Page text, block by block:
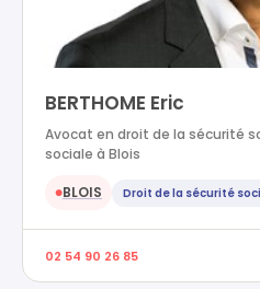
BERTHOME Eric
Avocat en droit de la sécurité
sociale à Blois
●BLOIS Droit de la sécurité
02 54 90 26 85